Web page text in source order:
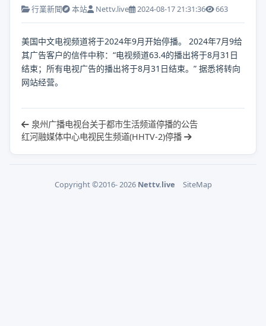
行業新聞 本站 Nettv.live 2024-08-17 21:31:36 663
美国中文电视频道将于2024年9月开始停播。 2024年7月9给
其广告客户的信件中称：“电视频道63.4的播出将于8月31日
结束；所有电视广告的播出将于8月31日结束。” 据悉将转向
网站经营。
泉州广播电视台关于都市生活频道停播的公告
红河融媒体中心电视民生频道(HHTV-2)停播
Copyright ©2016- 2026 Nettv.live SiteMap